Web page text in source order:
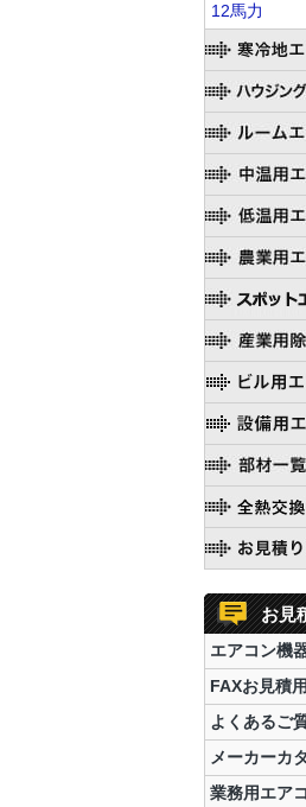
12馬力
お見
エアコン機
FAXお見積
よくあるご
メーカーカ
業務用エア